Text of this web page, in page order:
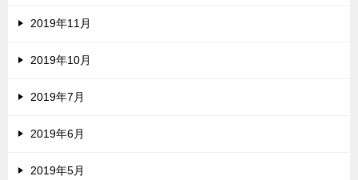
2019年11月
2019年10月
2019年7月
2019年6月
2019年5月